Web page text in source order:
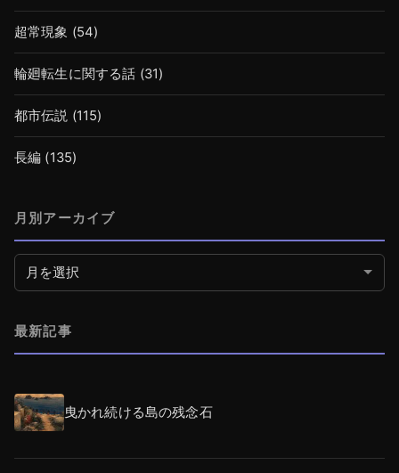
超常現象 (54)
輪廻転生に関する話 (31)
都市伝説 (115)
長編 (135)
月別アーカイブ
月別アーカイブ
最新記事
曳かれ続ける島の残念石